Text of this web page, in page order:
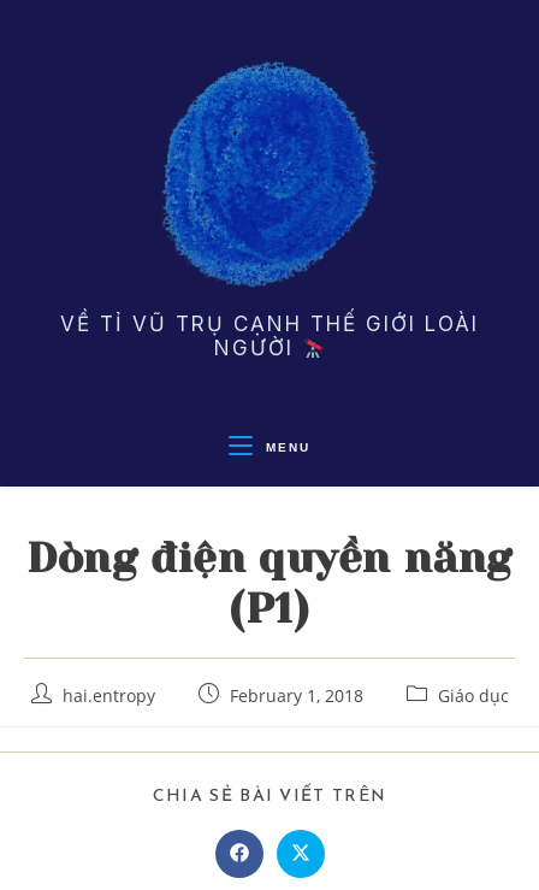
VỀ TỈ VŨ TRỤ CẠNH THẾ GIỚI LOÀI
NGƯỜI
MENU
Dòng điện quyền năng
(P1)
Post hai.entropy
Post February 1, 2018
Post Giáo dục
CHIA SẺ BÀI VIẾT TRÊN
Opens
in
Opens
in